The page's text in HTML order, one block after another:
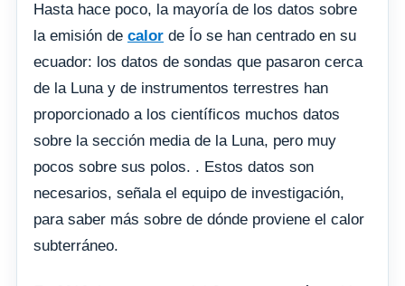
Hasta hace poco, la mayoría de los datos sobre
la emisión de calor de Ío se han centrado en su
ecuador: los datos de sondas que pasaron cerca
de la Luna y de instrumentos terrestres han
proporcionado a los científicos muchos datos
sobre la sección media de la Luna, pero muy
pocos sobre sus polos. . Estos datos son
necesarios, señala el equipo de investigación,
para saber más sobre de dónde proviene el calor
subterráneo.